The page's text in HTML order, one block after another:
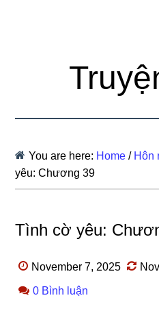
You are here: Home / Hôn
yêu: Chương 39
Tình cờ yêu:
November 7, 2025
0 Bình luận